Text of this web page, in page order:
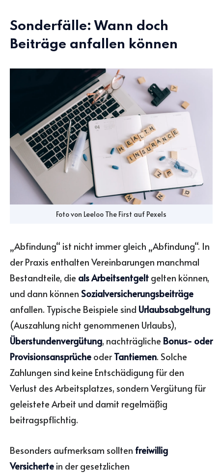
Sonderfälle: Wann doch
Beiträge anfallen können
Foto von Leeloo The First auf Pexels
„Abfindung“ ist nicht immer gleich „Abfindung“. In
der Praxis enthalten Vereinbarungen manchmal
Bestandteile, die als Arbeitsentgelt gelten können,
und dann können Sozialversicherungsbeiträge
anfallen. Typische Beispiele sind Urlaubsabgeltung
(Auszahlung nicht genommenen Urlaubs),
Überstundenvergütung, nachträgliche Bonus- oder
Provisionsansprüche oderTantiemen. Solche
Zahlungen sind keine Entschädigung für den
Verlust des Arbeitsplatzes, sondern Vergütung für
geleistete Arbeit und damit regelmäßig
beitragspflichtig.
Besonders aufmerksam sollten freiwillig
Versicherte in der gesetzlichen